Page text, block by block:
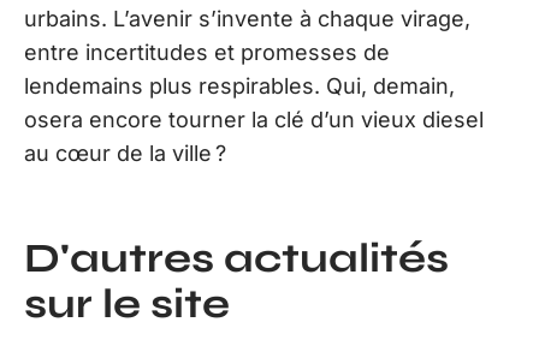
urbains. L’avenir s’invente à chaque virage,
entre incertitudes et promesses de
lendemains plus respirables. Qui, demain,
osera encore tourner la clé d’un vieux diesel
au cœur de la ville ?
D'autres actualités
sur le site